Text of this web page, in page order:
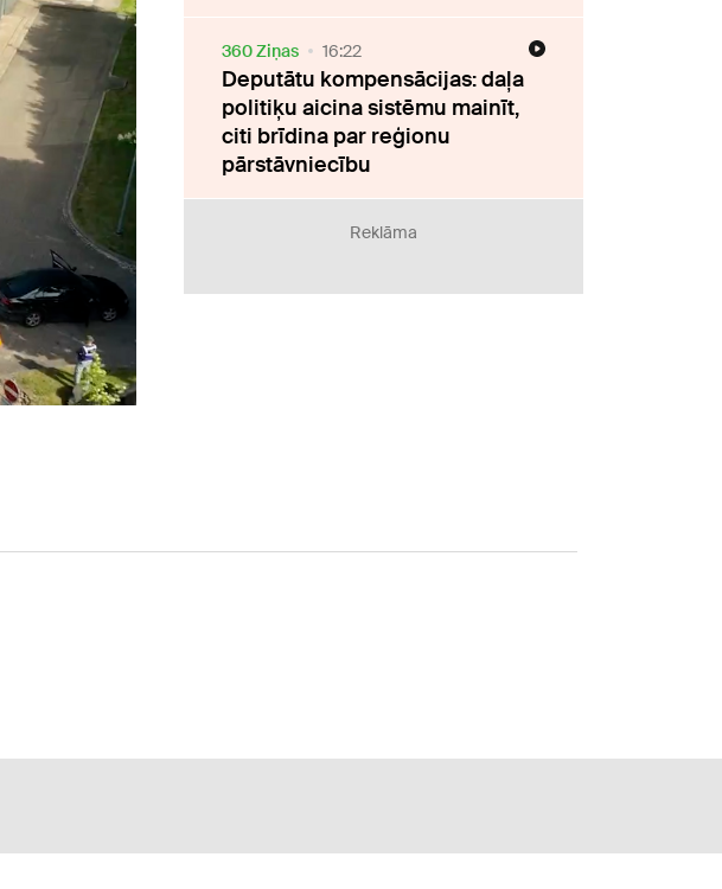
360 Ziņas 16:22
Deputātu kompensācijas: daļa
politiķu aicina sistēmu mainīt,
citi brīdina par reģionu
pārstāvniecību
Reklāma